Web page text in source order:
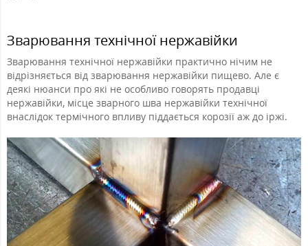
Зварювання технічної нержавійки
Зварювання технічної нержавійки практично нічим не
відрізняється від зварювання нержавійки пищево. Але є
деякі нюанси про які не особливо говорять продавці
нержавійки, місце зварного шва нержавійки технічної
внаслідок термічного впливу піддається корозії аж до іржі.